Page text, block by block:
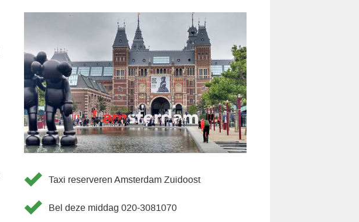
Taxi reserveren Amsterdam Zuidoost
Bel deze middag 020-3081070